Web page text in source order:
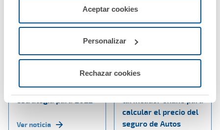
configurarlas usando el botón “Personalizar".
Aceptar cookies
Personalizar
Rechazar cookies
beneficio un 12% y
reafirma su
estrategia para 2022
Ver noticia
disposición de sus
mutualistas un nuevo
tarificador online para
calcular el precio del
seguro de Autos